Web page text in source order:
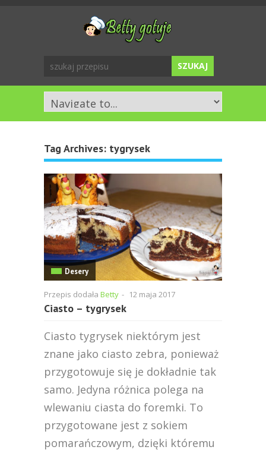
Tag Archives: tygrysek
Desery
Przepis dodała Betty - 12 maja 2017
Ciasto – tygrysek
Ciasto tygrysek niektórym jest
znane jako ciasto zebra, ponieważ
przygotowuje się je dokładnie tak
samo. Jedyna różnica polega na
wlewaniu ciasta do foremki. To
przygotowane jest z sokiem
pomarańczowym, dzięki któremu